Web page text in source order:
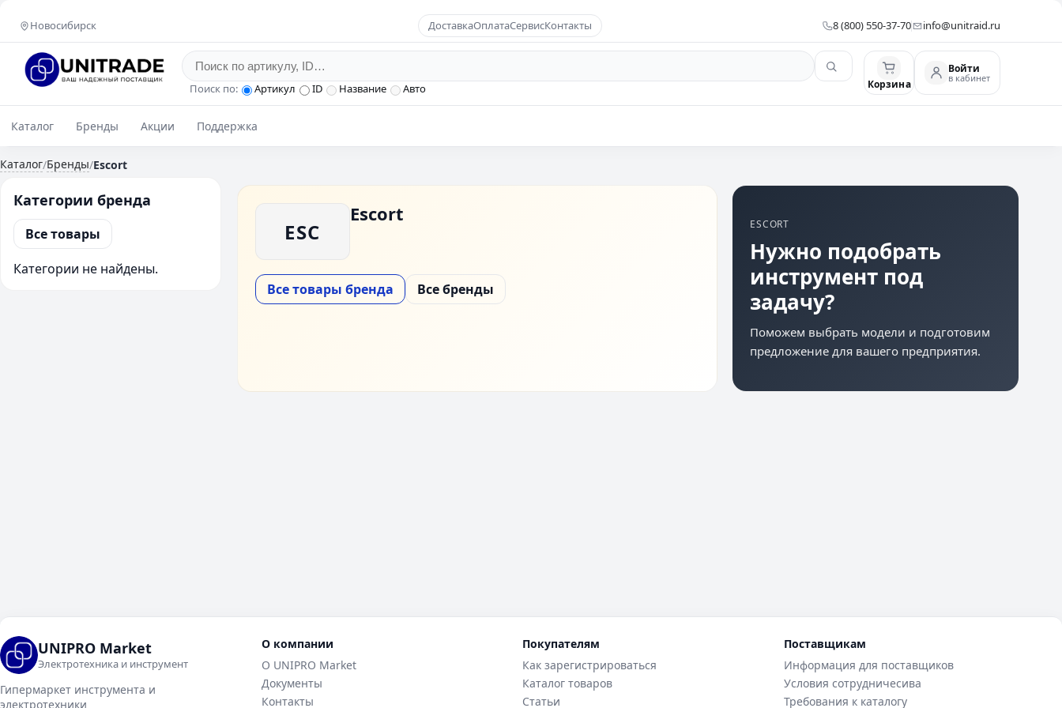
Новосибирск ДоставкаОплатаСервисКонтакты 8 (800) 550-37-70 info@unitraid.ru
Поиск по: Артикул ID Название Авто Корзина
Войти
в кабинет
Каталог Бренды Акции Поддержка
Каталог/Бренды/Escort
Категории бренда
Все товары
Категории не найдены.
ESC
Escort
Все товары бренда Все бренды
ESCORT
Нужно подобрать
инструмент под
задачу?
Поможем выбрать модели и подготовим
предложение для вашего предприятия.
UNIPRO Market
Электротехника и инструмент
Гипермаркет инструмента и
электротехники
О компании
О UNIPRO Market
Документы
Контакты
Покупателям
Как зарегистрироваться
Каталог товаров
Статьи
Поставщикам
Информация для поставщиков
Условия сотрудничесива
Требования к каталогу